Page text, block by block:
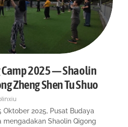
2025 — Shaolin
Zheng Shen Tu Shuo
Oktober 2025, Pusat Budaya
mengadakan Shaolin Qigong